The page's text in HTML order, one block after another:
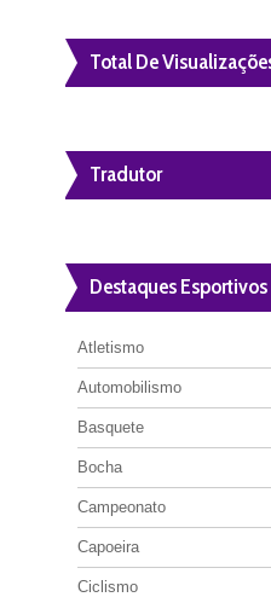
Total De
Tradutor
Destaques Esportivos
Atletismo
Automobilismo
Basquete
Bocha
Campeonato
Capoeira
Ciclismo